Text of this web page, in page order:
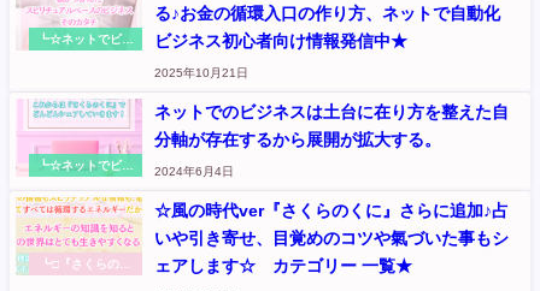
┗☆ネットでビジ
記事
る♪お金の循環入口の作り方、ネットで自動化
ビジネス初心者向け情報発信中★
2025年10月21日
┗☆ネットでビジ
入口を作る（元
『さくらのくに』
記事
ネットでのビジネスは土台に在り方を整えた自
分軸が存在するから展開が拡大する。
2024年6月4日
┗□『さくらのく
☆風の時代ver『さくらのくに』さらに追加♪占
いや引き寄せ、目覚めのコツや氣づいた事もシ
ェアします☆ カテゴリー 一覧★